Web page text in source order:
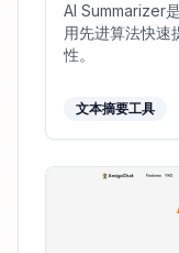
AI Summarizer
用先进算法快速
性。
文本摘要工具